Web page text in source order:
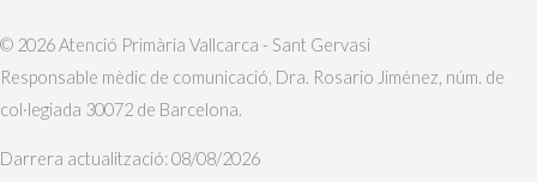
© 2026 Atenció Primària Vallcarca - Sant Gervasi
Responsable mèdic de comunicació, Dra. Rosario Jiménez, núm. de
col·legiada 30072 de Barcelona.
Darrera actualització: 08/08/2026